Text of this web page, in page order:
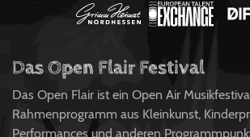
Das Open Flair Festival
Das Open Flair ist ein Open Air
Rahmenprogramm aus Kleinkunst,
Performances und anderen